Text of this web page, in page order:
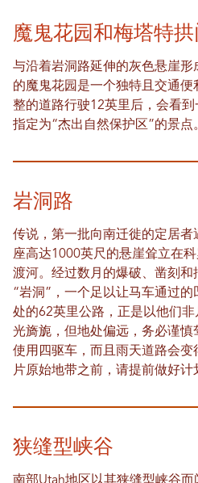
魔鬼花园和梅塔特拱
与沿着岩洞路延伸的灰色悬崖形
的魔鬼花园是一个独特且交通
整的道路行驶12英里后，会看
指定为“杰出自然保护区”的景点
岩洞路
传说，第一批向南迁徙的定居
座高达1000英尺的悬崖耸立在
渡河。经过数月的爆破、凿刻
“岩洞”，一个足以让马车通过
处的62英里公路，正是以他们
光旖旎，但地处偏远，务必谨
使用四驱车，而且雨天道路会
片原始地带之前，请提前做好计
狭缝型峡谷